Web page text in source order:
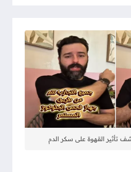
تأثير القهوة على سكر الدم